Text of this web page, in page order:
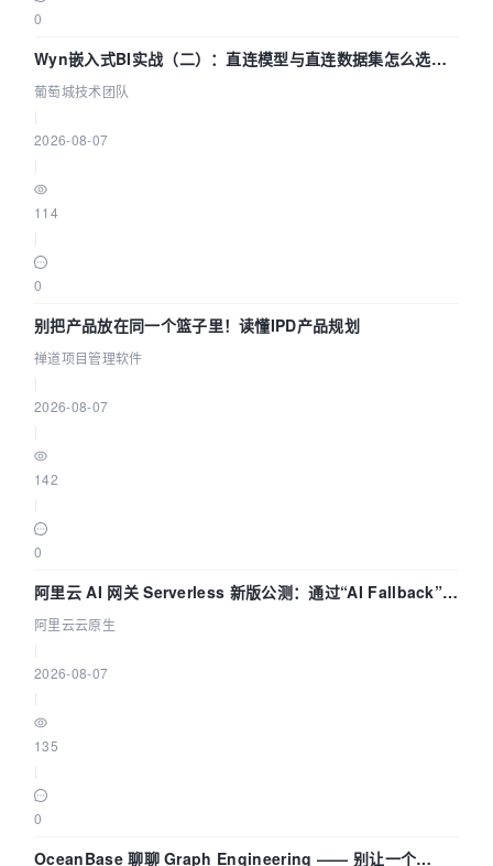
0
Wyn嵌入式BI实战（二）：直连模型与直连数据集怎么选，
参数为什么不生效？| 葡萄城技术团队
葡萄城技术团队
2026-08-07
114
0
别把产品放在同一个篮子里！读懂IPD产品规划
禅道项目管理软件
2026-08-07
142
0
阿里云 AI 网关 Serverless 新版公测：通过“AI Fallback”与
拓扑可视化构建 AI 流量治理底座
阿里云云原生
2026-08-07
135
0
OceanBase 聊聊 Graph Engineering —— 别让一个